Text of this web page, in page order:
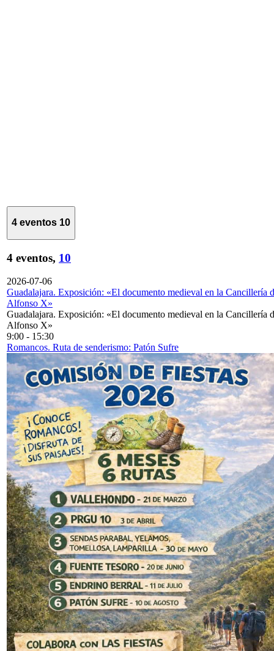
4 eventos 10
4 eventos, 10
2026-07-06
Guadalajara. Exposición: «El documento medieval en la Cancillería
Alfonso X»
Guadalajara. Exposición: «El documento medieval en la Cancillería
Alfonso X»
9:00 - 15:30
Romancos. Ruta de senderismo: Patón Sufre